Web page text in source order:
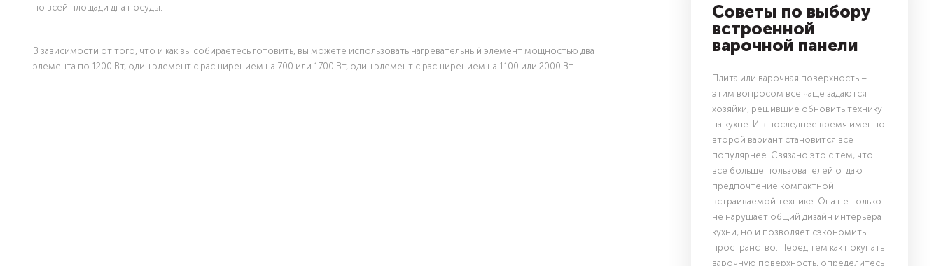
по всей площади дна посуды.
В зависимости от того, что и как вы собираетесь готовить, вы можете использовать нагревательный элемент мощностью два
элемента по 1200 Вт, один элемент с расширением на 700 или 1700 Вт, один элемент с расширением на 1100 или 2000 Вт.
Советы по выбору
встроенной
варочной панели
Плита или варочная поверхность –
этим вопросом все чаще задаются
хозяйки, решившие обновить технику
на кухне. И в последнее время именно
второй вариант становится все
популярнее. Связано это с тем, что
все больше пользователей отдают
предпочтение компактной
встраиваемой технике. Она не только
не нарушает общий дизайн интерьера
кухни, но и позволяет сэкономить
пространство. Перед тем как покупать
варочную поверхность, определитесь